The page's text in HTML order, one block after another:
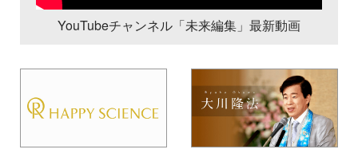
YouTubeチャンネル「未来編集」最新動画